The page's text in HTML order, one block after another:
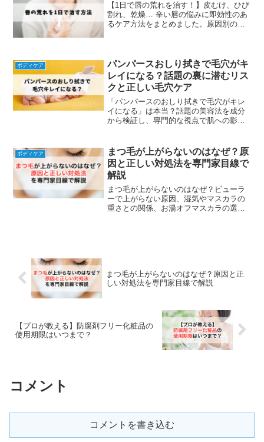
【1日で唇の荒れを治す！】皮むけ、ひび
割れ、乾燥… 辛い唇の悩みに即効性のあ
るケア方法をまとめました。原因別の対
ボディケア
パンパースおしり拭きで毛穴がキ
レイになる？話題の裏に潜むリス
クと正しい毛穴ケア
「パンパースのおしり拭きで毛穴がキレ
イになる」は本当？話題の美容法を成分
から検証し、専門的な視点で肌への影響
ボディケア
まつ毛が上がらないのはなぜ？原
因と正しい対処法を専門家目線で
解説
まつ毛が上がらないのはなぜ？ビューラ
ーで上がらない原因、湿気やマスカラの
重さとの関係、お湯オフマスカラの選び
まつ毛が上がらないのはなぜ？原因と正
しい対処法を専門家目線で解説
【プロが教える】防腐剤フリー化粧品の
使用期限はいつまで？
コメント
コメントを書き込む